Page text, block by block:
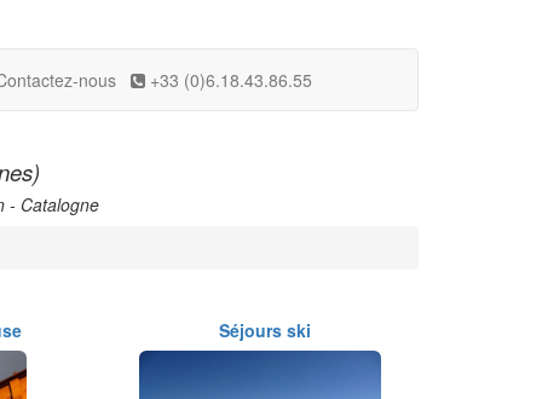
nous +33 (0)6.18.43.86.55
- Catalogne
Séjours ski